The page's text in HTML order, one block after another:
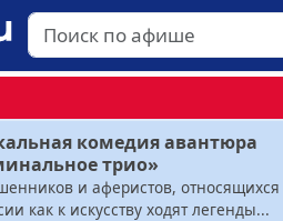
комедия авантюра
трио»
и аферистов, относящихся
как к искусству ходят легенды...